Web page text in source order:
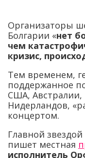
Организаторы
Болгарии «нет
чем
кризис,
Тем временем,
поддержанное
США,
Нидерландов,
концертом.
Главной
пишет местная
исполнитель